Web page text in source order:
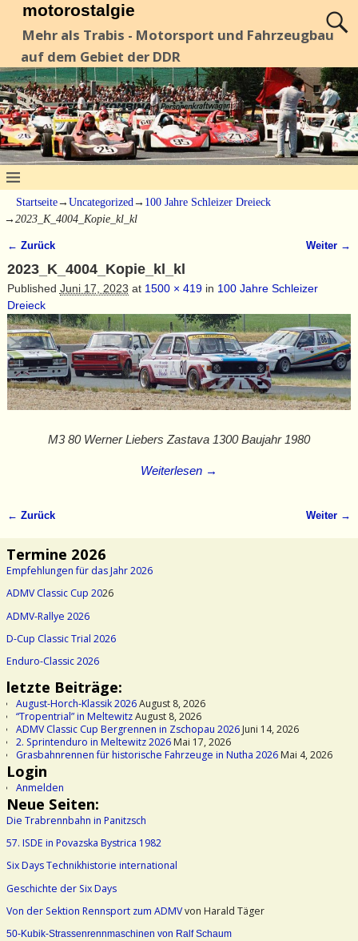
motorostalgie
Mehr als Trabis - Motorsport und Fahrzeugbau
auf dem Gebiet der DDR
Startseite→ Uncategorized → 100 Jahre Schleizer Dreieck
→ 2023_K_4004_Kopie_kl_kl
← Zurück Weiter →
2023_K_4004_Kopie_kl_kl
Published Juni 17, 2023 at 1500 × 419in 100 Jahre Schleizer
Dreieck
M3 80 Werner Liebers Zastava 1300 Baujahr 1980
Weiterlesen →
← Zurück Weiter →
Termine 2026
Empfehlungen für das Jahr 2026
ADMV Classic Cup 2026
ADMV-Rallye 2026
D-Cup Classic Trial 2026
Enduro-Classic 2026
letzte Beiträge:
August-Horch-Klassik 2026August 8, 2026
“Tropentrial” in MeltewitzAugust 8, 2026
ADMV Classic Cup Bergrennen in Zschopau 2026Juni 14, 2026
2. Sprintenduro in Meltewitz 2026Mai 17, 2026
Grasbahnrennen für historische Fahrzeuge in Nutha 2026Mai 4, 2026
Login
Anmelden
Neue Seiten:
Die Trabrennbahn in Panitzsch
57. ISDE in Povazska Bystrica 1982
Six Days Technikhistorie international
Geschichte der Six Days
Von der Sektion Rennsport zum ADMVvon Harald Täger
50-Kubik-Strassenrennmaschinen von Ralf Schaum